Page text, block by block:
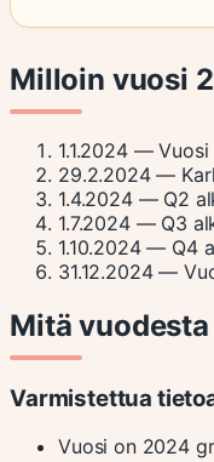
Milloin vuosi
1.1.2024— Vuosi
29.2.2024—
1.4.2024— Q2
1.7.2024— Q3
1.10.2024— Q4
31.12.2024—
Mitä
Varmistettua
Vuosi on 2024